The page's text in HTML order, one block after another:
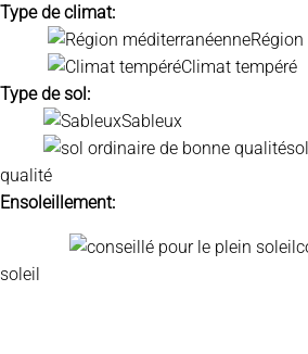
Type de climat:
Climat tempéré
Type de sol:
Sableux
qualité
Ensoleillement:
soleil